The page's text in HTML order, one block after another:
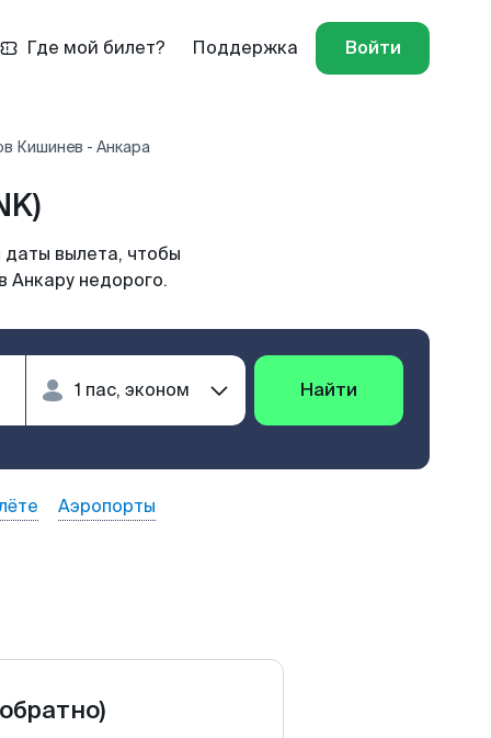
Где мой билет? Поддержка Войти
Кишинев - Анкара
вылета, чтобы
Анкару недорого.
Найти
Аэропорты